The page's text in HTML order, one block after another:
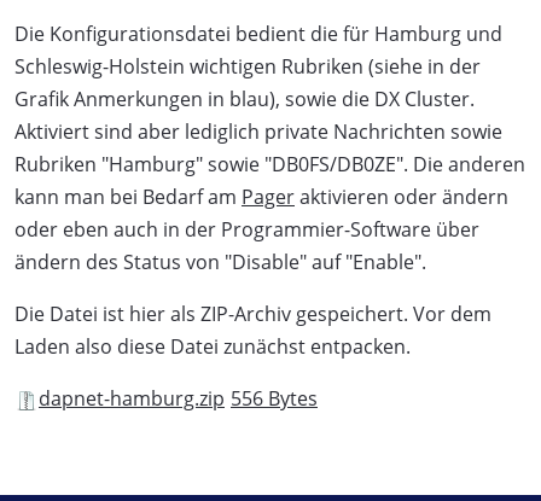
Die Konfigurationsdatei bedient die für Hamburg und
Schleswig-Holstein wichtigen Rubriken (siehe in der
Grafik Anmerkungen in blau), sowie die DX Cluster.
Aktiviert sind aber lediglich private Nachrichten sowie
Rubriken "Hamburg" sowie "DB0FS/DB0ZE". Die anderen
kann man bei Bedarf am Pageraktivieren oder ändern
oder eben auch in der Programmier-Software über
ändern des Status von "Disable" auf "Enable".
Die Datei ist hier als ZIP-Archiv gespeichert. Vor dem
Laden also diese Datei zunächst entpacken.
dapnet-hamburg.zip 556 Bytes